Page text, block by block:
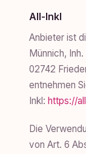
All-Inkl
Anbieter ist
Münnich,
02742
entnehmen
Inkl: https://
Die
von Art. 6